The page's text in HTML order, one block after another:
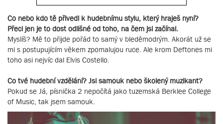
Co nebo kdo tě přivedl k hudebnímu stylu, který hraješ nyní?
Přeci jen je to dost odlišné od toho, na čem jsi začínal.
Myslíš? Mě to přijde pořád to samý v bleděmodrým. Akorát už se
mi s postupujícím věkem zpomalujou ruce. Ale krom Deftones mi
toho asi nejvíc dal Elvis Costello.
Co tvé hudební vzdělání? Jsi samouk nebo školený muzikant?
Pokud se Já, písnička 2 nepočítá jako tuzemská Berklee College
of Music, tak jsem samouk.